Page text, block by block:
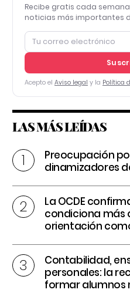
Recibe gratis cada
noticias más importantes
Acepto el Aviso legal y la Política
LAS MÁS LEÍDAS
Preocupación
dinamizadores
La OCDE
condiciona más
orientación
Contabilidad,
personales: la
formar alumnos